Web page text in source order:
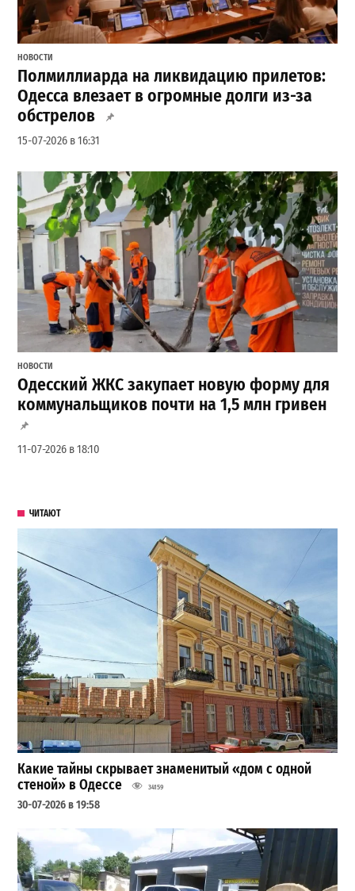
НОВОСТИ
Полмиллиарда на ликвидацию прилетов:
Одесса влезает в огромные долги из-за
обстрелов
15-07-2026 в 16:31
НОВОСТИ
Одесский ЖКС закупает новую форму для
коммунальщиков почти на 1,5 млн гривен
11-07-2026 в 18:10
ЧИТАЮТ
Какие тайны скрывает знаменитый «дом с одной
стеной» в Одессе
34159
30-07-2026 в 19:58